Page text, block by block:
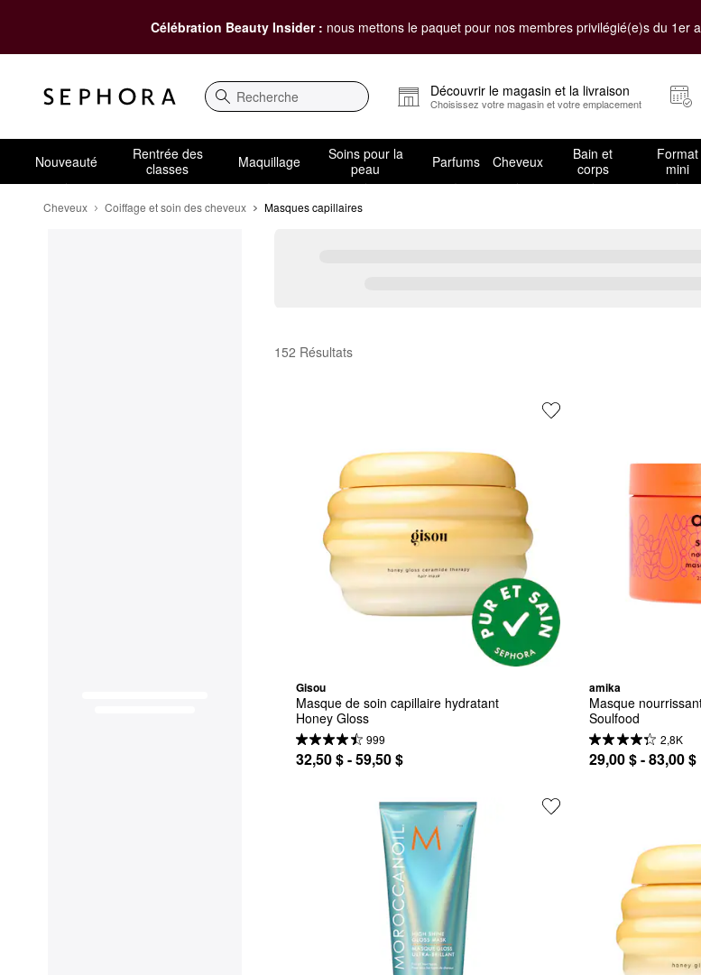
Célébration Beauty Insider : nous mettons le paquet pour nos membres privilégié(e)s du 1er
Recherche
Découvrir le magasin et la livraison
Choisissez votre magasin et votre emplacement
Nouveauté
Rentrée des
classes
Maquillage
Soins pour la
peau
Parfums Cheveux
Bain et
corps
Format
mini
Cheveux Coiffage et soin des cheveux Masques capillaires
Masques capillaires
152 Résultats
Gisou
Masque de soin capillaire hydratant
Honey Gloss
999
32,50 $ - 59,50 $
amika
Masque
Soulfood
2,8K
29,00 $ - 83,00 $